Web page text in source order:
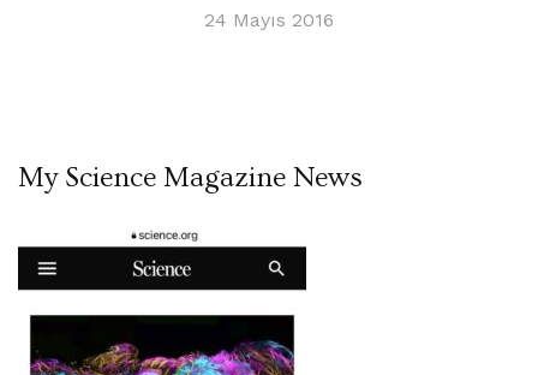
24 Mayıs 2016
My Science Magazine News